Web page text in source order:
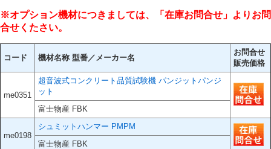
※オプション機材につきましては、「在庫お問合せ」よりお問
合せくたさい。
コード 機材名称 型番／メーカー名
お問合せ
販売価格
me0351
超音波式コンクリート品質試験機 パンジットパンジ
ット
富士物産 FBK
me0198
シュミットハンマー PMPM
富士物産 FBK